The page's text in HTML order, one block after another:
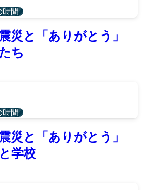
時間
災と「ありがとう」
ち
時間
災と「ありがとう」
学校